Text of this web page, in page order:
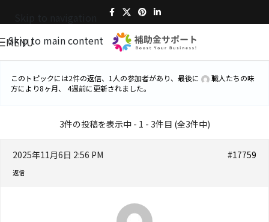
Skip to main content
MENU
このトピックには2件の返信、1人の参加者があり、最後に
職人たちの味
方により8ヶ月、 4週前に更新されました。
3件の投稿を表示中 - 1 - 3件目 (全3件中)
2025年11月6日 2:56 PM #17759
返信